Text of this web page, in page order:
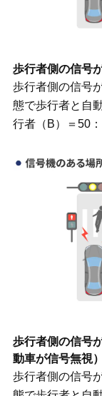
歩行者側の信号
歩行者側の信号
態で歩行者と自
行者（B）＝50
歩行者側の信号
動車が信号無視）
歩行者側の信号